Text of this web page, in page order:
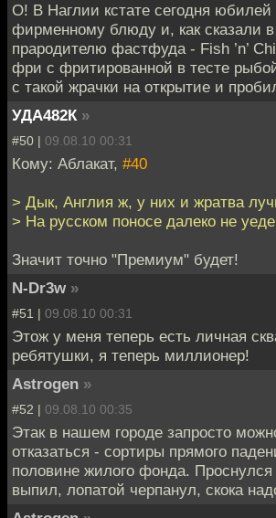
О! В Наглии кстате сегодня юбилей
фирменному блюду и, как сказали
прародителю фастфуда - Fish ’n’
фри с фритированной в тесте
с такой жрачки на открытие и
УДА482К »
#50 | 09.08.10 00:31
Кому: Аблакат, #40
> Дык, Англия ж, у них и жратва
> На русском поносе далеко не
Значит точно "Премиум" будет!
N-Dr3w »
#51 | 09.08.10 00:31
Этож у меня теперь есть личная
ребятушки, я теперь миллионер!
Astrogen »
#52 | 09.08.10 00:35
Этак в нашем городе запросто
отказаться - сортиры прямого
половине жилого фонда. Проснулся
выпил, лопатой черпанул, скока